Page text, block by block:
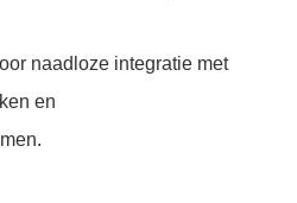
naadloze integratie met
en